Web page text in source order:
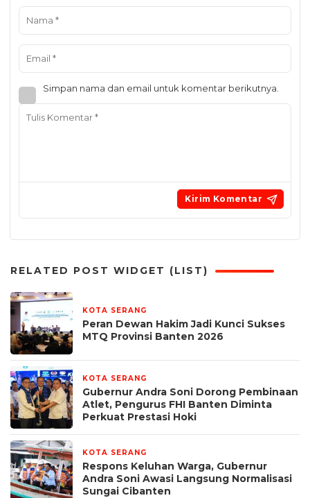
Simpan nama dan email untuk komentar berikutnya.
RELATED POST WIDGET (LIST)
KOTA SERANG
Peran Dewan Hakim Jadi Kunci Sukses
MTQ Provinsi Banten 2026
KOTA SERANG
Gubernur Andra Soni Dorong Pembinaan
Atlet, Pengurus FHI Banten Diminta
Perkuat Prestasi Hoki
KOTA SERANG
Respons Keluhan Warga, Gubernur
Andra Soni Awasi Langsung Normalisasi
Sungai Cibanten